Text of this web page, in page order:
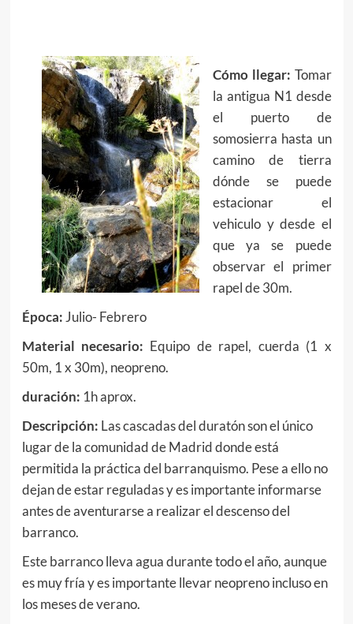
Cómo llegar: Tomar
la antigua N1 desde
el puerto de
somosierra hasta un
camino de tierra
dónde se puede
estacionar el
vehiculo y desde el
que ya se puede
observar el primer
rapel de 30m.
Época: Julio- Febrero
Material necesario: Equipo de rapel, cuerda (1 x
50m, 1 x 30m), neopreno.
duración: 1h aprox.
Descripción: Las cascadas del duratón son el único
lugar de la comunidad de Madrid donde está
permitida la práctica del barranquismo. Pese a ello no
dejan de estar reguladas y es importante informarse
antes de aventurarse a realizar el descenso del
barranco.
Este barranco lleva agua durante todo el año, aunque
es muy fría y es importante llevar neopreno incluso en
los meses de verano.